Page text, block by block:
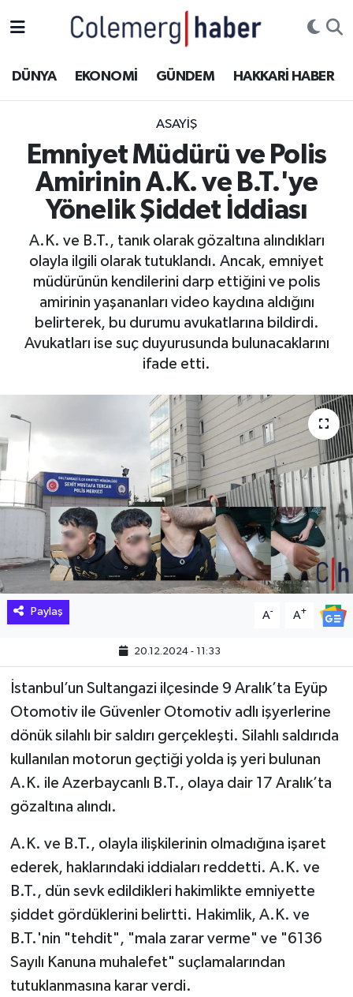
DÜNYA EKONOMİ GÜNDEM HAKKARİ HABER
ASAYİŞ
Emniyet Müdürü ve Polis
Amirinin A.K. ve B.T.'ye
Yönelik Şiddet İddiası
A.K. ve B.T., tanık olarak gözaltına alındıkları
olayla ilgili olarak tutuklandı. Ancak, emniyet
müdürünün kendilerini darp ettiğini ve polis
amirinin yaşananları video kaydına aldığını
belirterek, bu durumu avukatlarına bildirdi.
Avukatları ise suç duyurusunda bulunacaklarını
ifade etti.
Paylaş A- A+
20.12.2024 - 11:33
İstanbul’un Sultangazi ilçesinde 9 Aralık’ta Eyüp
Otomotiv ile Güvenler Otomotiv adlı işyerlerine
dönük silahlı bir saldırı gerçekleşti. Silahlı saldırıda
kullanılan motorun geçtiği yolda iş yeri bulunan
A.K. ile Azerbaycanlı B.T., olaya dair 17 Aralık’ta
gözaltına alındı.
A.K. ve B.T., olayla ilişkilerinin olmadığına işaret
ederek, haklarındaki iddiaları reddetti. A.K. ve
B.T., dün sevk edildikleri hakimlikte emniyette
şiddet gördüklerini belirtti. Hakimlik, A.K. ve
B.T.'nin "tehdit", "mala zarar verme" ve "6136
Sayılı Kanuna muhalefet" suçlamalarından
tutuklanmasına karar verdi.
ASAYİŞ
ÇOCUK
DOĞA
DÜNYA
EĞİTİM
EKONOMİ
GÜNDEM
İLGİNÇ HABERLER
KÜLTÜR SANAT
MAGAZİN
MAKALE
POLİTİKA
REKLAM
SAĞLIK
SİYASET
SPOR
TEKNOLOJİ
Hakkâri Hava Durumu
Hakkari Namaz Vakitleri
Hakkâri Trafik Yoğunluk Haritası
Süper Lig Puan Durumu ve Fikstür
Tüm Manşetler
Son Dakika Haberleri
Haber Arşivi